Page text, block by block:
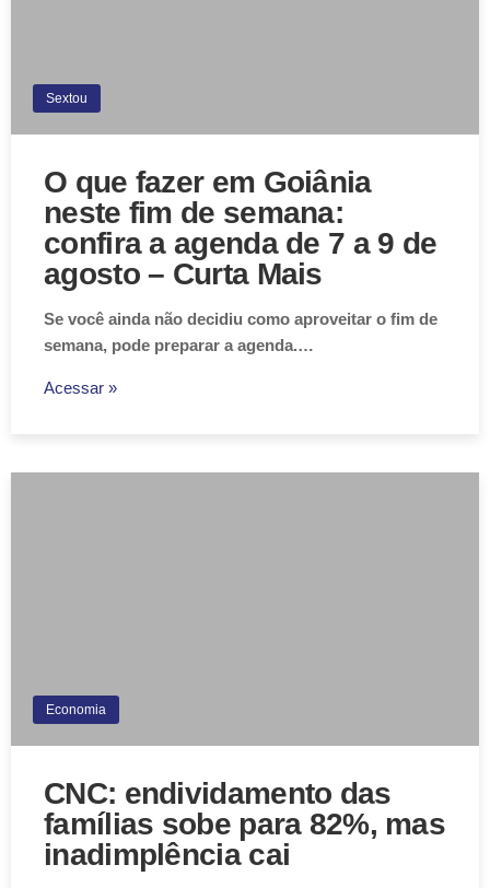
Sextou
O que fazer em Goiânia
neste fim de semana:
confira a agenda de 7 a 9 de
agosto – Curta Mais
Se você ainda não decidiu como aproveitar o fim de
semana, pode preparar a agenda.…
Acessar »
Economia
CNC: endividamento das
famílias sobe para 82%, mas
inadimplência cai